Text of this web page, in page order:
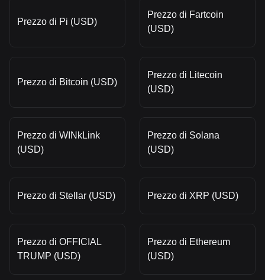
Prezzo di Pi (USD)
Prezzo di Fartcoin
(USD)
Prezzo di Bitcoin (USD)
Prezzo di Litecoin
(USD)
Prezzo di WINkLink
(USD)
Prezzo di Solana
(USD)
Prezzo di Stellar (USD) Prezzo di XRP (USD)
Prezzo di OFFICIAL
TRUMP (USD)
Prezzo di Ethereum
(USD)